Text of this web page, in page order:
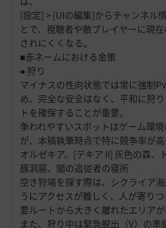
[設定] > [UIの編集]からチャンネル
とで、視聴者や敵プレイヤーに現
されにくくなる。
■赤ネームにおける金策
● 狩り
マイナスの性向状態では常に強制
め、完全な安全はなく、平和に狩
トを確保することが重要。
争われやすいスポットはゲーム環
が、本稿執筆時点で特に競争率が
オルゼキア、[デキア II] 灰色の森、
豚洞窟、闇の追従者の寝所
空き狩場を探す際は、シクライア
うにアクセスが難しく、人が寄り
要ルートから大きく離れたエリアが
また、狩り中は緊急脱出（V）の準